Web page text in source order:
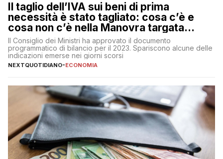
Il taglio dell’IVA sui beni di prima
necessità è stato tagliato: cosa c’è e
cosa non c’è nella Manovra targata
Meloni
Il Consiglio dei Ministri ha approvato il documento
programmatico di bilancio per il 2023. Spariscono alcune delle
indicazioni emerse nei giorni scorsi
NEXTQUOTIDIANO-ECONOMIA